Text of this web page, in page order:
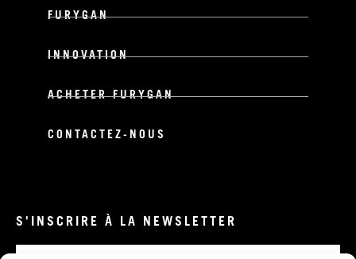
FURYGAN
INNOVATION
ACHETER FURYGAN
CONTACTEZ-NOUS
S'INSCRIRE À LA NEWSLETTER
Email